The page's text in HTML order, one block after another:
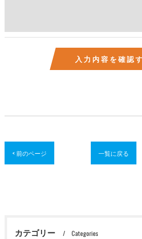
< 前のページ 一覧に戻る
カテゴリー Categories